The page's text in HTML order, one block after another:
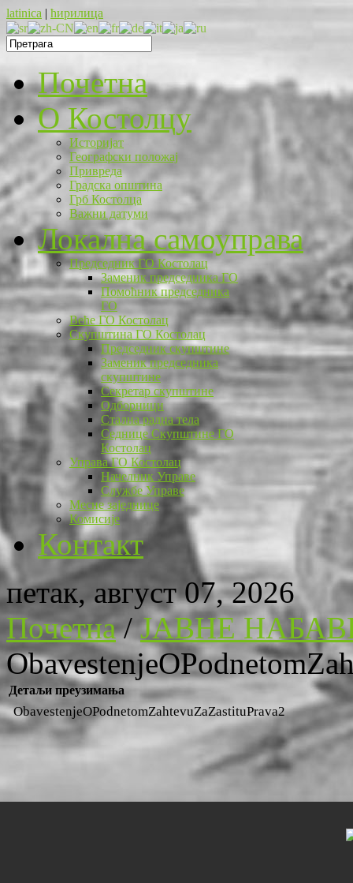
latinica | ћирилица
Почетна
O Костолцу
Историјат
Географски положај
Привреда
Градска општина
Грб Костолца
Важни датуми
Локална самоуправа
Председник ГО Костолац
Заменик председника ГО
Помоћник председника
ГО
Веће ГО Костолац
Скупштина ГО Костолац
Председник скупштине
Заменик председника
скупштине
Секретар скупштине
Одборници
Стална радна тела
Седнице Скупштине ГО
Костолац
Управа ГО Костолац
Начелник Управе
Службе Управе
Месне заједнице
Комисије
Контакт
петак, август 07, 2026
Почетна/ЈАВНЕ
Детаљи преузимања
ObavestenjeOPodnetomZahtevuZaZastituPrava2